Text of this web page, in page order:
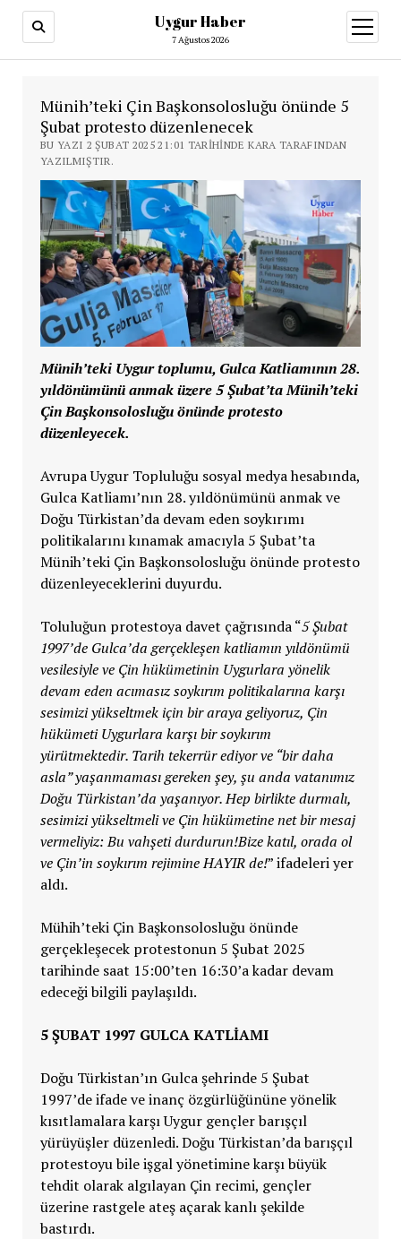
Uygur Haber
7 Ağustos 2026
aç
Münih’teki Çin Başkonsolosluğu önünde 5
Şubat protesto düzenlenecek
BU YAZI 2 ŞUBAT 2025 21:01 TARIHINDE KARA TARAFINDAN
YAZILMIŞTIR.
Münih’teki Uygur toplumu, Gulca Katliamının 28.
yıldönümünü anmak üzere 5 Şubat’ta Münih’teki
Çin Başkonsolosluğu önünde protesto
düzenleyecek.
Avrupa Uygur Topluluğu sosyal medya hesabında,
Gulca Katliamı’nın 28. yıldönümünü anmak ve
Doğu Türkistan’da devam eden soykırımı
politikalarını kınamak amacıyla 5 Şubat’ta
Münih’teki Çin Başkonsolosluğu önünde protesto
düzenleyeceklerini duyurdu.
Toluluğun protestoya davet çağrısında “5 Şubat
1997’de Gulca’da gerçekleşen katliamın yıldönümü
vesilesiyle ve Çin hükümetinin Uygurlara yönelik
devam eden acımasız soykırım politikalarına karşı
sesimizi yükseltmek için bir araya geliyoruz, Çin
hükümeti Uygurlara karşı bir soykırım
yürütmektedir. Tarih tekerrür ediyor ve “bir daha
asla” yaşanmaması gereken şey, şu anda vatanımız
Doğu Türkistan’da yaşanıyor. Hep birlikte durmalı,
sesimizi yükseltmeli ve Çin hükümetine net bir mesaj
vermeliyiz: Bu vahşeti durdurun!Bize katıl, orada ol
ve Çin’in soykırım rejimine HAYIR de!” ifadeleri yer
aldı.
Mühih’teki Çin Başkonsolosluğu önünde
gerçekleşecek protestonun 5 Şubat 2025
tarihinde saat 15:00’ten 16:30’a kadar devam
edeceği bilgili paylaşıldı.
5 ŞUBAT 1997 GULCA KATLIAMI
Doğu Türkistan’ın Gulca şehrinde 5 Şubat
1997’de ifade ve inanç özgürlüğününe yönelik
kısıtlamalara karşı Uygur gençler barışçıl
yürüyüşler düzenledi. Doğu Türkistan’da barışçıl
protestoyu bile işgal yönetimine karşı büyük
tehdit olarak algılayan Çin recimi, gençler
üzerine rastgele ateş açarak kanlı şekilde
bastırdı.